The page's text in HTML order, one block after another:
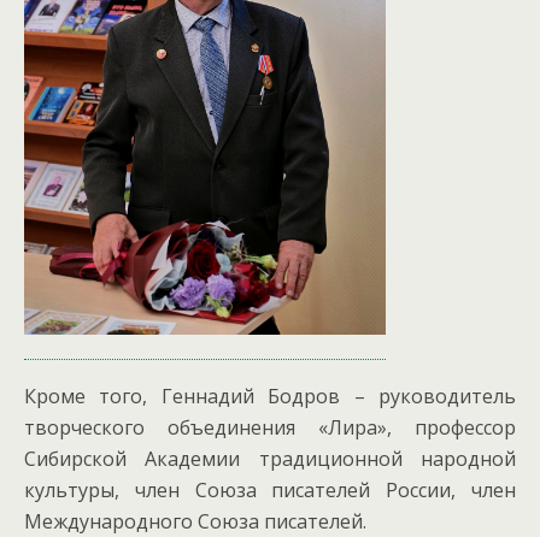
Кроме того, Геннадий Бодров – руководитель
творческого объединения «Лира», профессор
Сибирской Академии традиционной народной
культуры, член Союза писателей России, член
Международного Союза писателей.